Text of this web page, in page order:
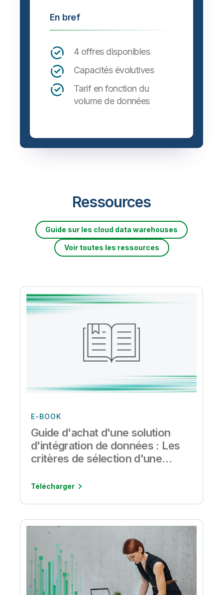
En bref
4 offres disponibles
Capacités évolutives
Tarif en fonction du
volume de données
Ressources
Guide sur les cloud data warehouses
Voir toutes les ressources
E-BOOK
Guide d'achat d'une solution
d'intégration de données : Les
critères de sélection d'une
données
Télécharger